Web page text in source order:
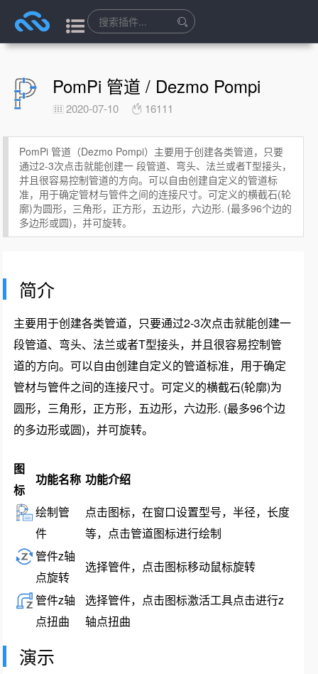
PomPi 管道 / Dezmo Pompi
2020-07-10 16111
PomPi 管道（Dezmo Pompi）主要用于创建各类管道，只要
通过2-3次点击就能创建一 段管道、弯头、法兰或者T型接头，
并且很容易控制管道的方向。可以自由创建自定义的管道标
准，用于确定管材与管件之间的连接尺寸。可定义的横截石(轮
廓)为圆形，三角形，正方形，五边形，六边形. (最多96个边的
多边形或圆)，并可旋转。
简介
主要用于创建各类管道，只要通过2-3次点击就能创建一
段管道、弯头、法兰或者T型接头，并且很容易控制管
道的方向。可以自由创建自定义的管道标准，用于确定
管材与管件之间的连接尺寸。可定义的横截石(轮廓)为
圆形，三角形，正方形，五边形，六边形. (最多96个边
的多边形或圆)，并可旋转。
图
标
功能名称 功能介绍
绘制管
件
点击图标，在窗口设置型号，半径，长度
等，点击管道图标进行绘制
管件z轴
点旋转
选择管件，点击图标移动鼠标旋转
管件z轴
点扭曲
选择管件，点击图标激活工具点击进行z
轴点扭曲
演示